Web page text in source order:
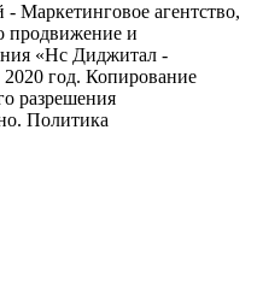
агентство,
продвижение и
«Нс Диджитал -
год. Копирование
разрешения
Политика